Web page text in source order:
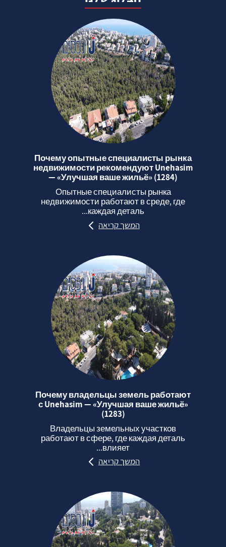
Почему опытные специалисты рынка
недвижимости рекомендуют Unehasim
— «Улучшая ваше жильё» (1284)
Опытные специалисты рынка
недвижимости работают в среде, где
каждая деталь...
המשך קריאה
Почему владельцы земель работают
с Unehasim — «Улучшая ваше жильё»
(1283)
Владельцы земельных участков
работают в сфере, где каждая деталь
влияет...
המשך קריאה